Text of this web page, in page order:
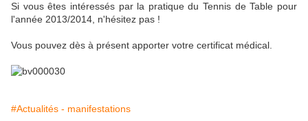
Si vous êtes intéressés par la pratique du Tennis de Table pour
l'année 2013/2014, n'hésitez pas !
Vous pouvez dès à présent apporter votre certificat médical.
#Actualités - manifestations